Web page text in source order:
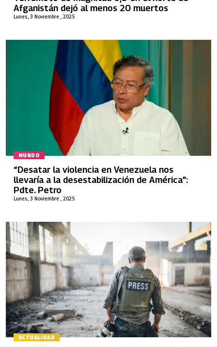
Lunes, 3 Noviembre , 2025
Afganistán dejó al menos 20 muertos
MUNDO
Lunes, 3 Noviembre , 2025
“Desatar la violencia en Venezuela nos
llevaría a la desestabilización de América”:
Pdte. Petro
ACTUALIDAD